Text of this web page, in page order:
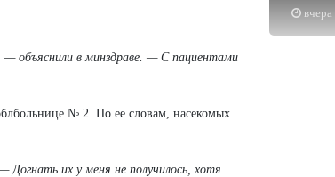
объяснили в минздраве. — С пациентами
№ 2. По ее словам, насекомых
Догнать их у меня не получилось, хотя
вчера